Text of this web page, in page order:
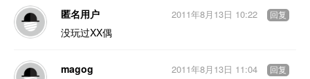
匿名用户
没玩过XX偶
2011年8月13日 10:22 回复
magog
2011年8月13日 11:04 回复